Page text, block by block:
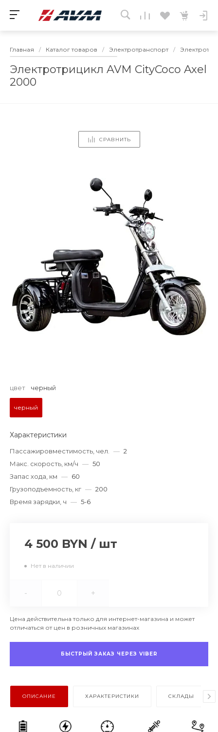
Главная / Каталог товаров / Электротранспорт /
Электротрицикл AVM CityCoco Axel
2000
СРАВНИТЬ
цвет черный
черный
Характеристики
Пассажировместимость, чел. — 2
Макс. скорость, км/ч — 50
Запас хода, км — 60
Грузоподъемность, кг — 200
Время зарядки, ч — 5-6
4 500 BYN / шт
Нет в наличии
- +
Цена действительна только для интернет-магазина и может
отличаться от цен в розничных магазинах
БЫСТРЫЙ ЗАКАЗ ЧЕРЕЗ VIBER
ОПИСАНИЕ ХАРАКТЕРИСТИКИ СКЛАДЫ